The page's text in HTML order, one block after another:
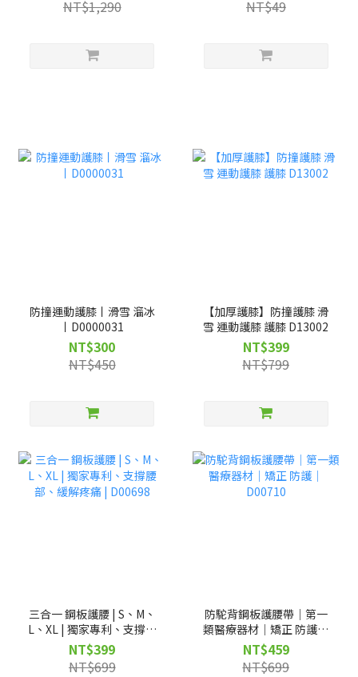
NT$1,290
NT$49
防撞運動護膝丨滑雪 溜冰
丨D0000031
NT$300
NT$450
【加厚護膝】防撞護膝 滑
雪 運動護膝 護膝 D13002
NT$399
NT$799
三合一 鋼板護腰 | S、M、
L、XL | 獨家專利、支撐腰
部、緩解疼痛 | D00698
NT$399
NT$699
防駝背鋼板護腰帶｜第一
類醫療器材｜矯正 防護｜
D00710
NT$459
NT$699